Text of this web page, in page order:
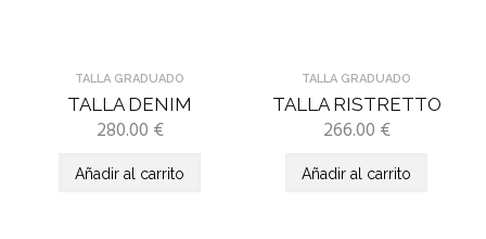
TALLA GRADUADO
TALLA DENIM
280.00 €
Añadir al carrito
TALLA GRADUADO
TALLA RISTRETTO
266.00 €
Añadir al carrito